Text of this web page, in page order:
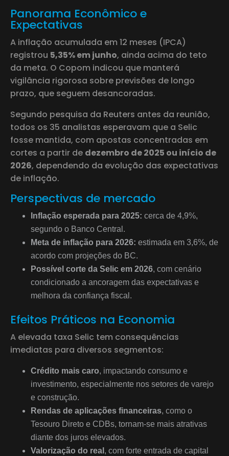
Panorama Econômico e
Expectativas
A inflação acumulada em 12 meses (IPCA)
registrou 5,35% em junho, ainda acima do teto
da meta. O Copom indicou que manterá
vigilância rigorosa sobre previsões de longo
prazo, que seguem desancoradas.
Segundo pesquisa da Reuters antes da reunião,
todos os 35 analistas esperavam que a Selic
fosse mantida, com apostas concentradas em
cortes a partir de dezembro de 2025 ou início de
2026, dependendo da evolução das expectativas
de inflação.
Perspectivas de mercado
Inflação esperada para 2025: cerca de 4,9%,
segundo o Banco Central.
Meta de inflação para 2026: estimada em 3,6%, de
acordo com projeções do BC.
Possível corte da Selic em 2026, com cenário
condicionado a ancoragem das expectativas e
melhora da confiança fiscal.
Efeitos Práticos na Economia
A elevada taxa Selic tem consequências
imediatas para diversos segmentos:
Crédito mais caro, impactando consumo e
investimento, especialmente nos setores de varejo
e construção.
Rendas de aplicações financeiras, como o
Tesouro Direto e CDBs, tornam-se mais atrativas
diante dos juros elevados.
Valorização do real , com forte entrada de capital